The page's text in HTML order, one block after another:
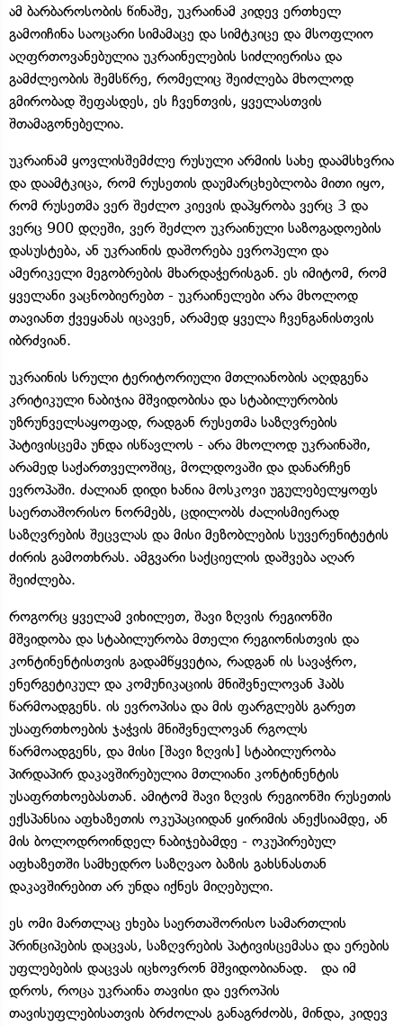
ამ ბარბაროსობის წინაშე, უკრაინამ კიდევ ერთხელ
გამოიჩინა საოცარი სიმამაცე და სიმტკიცე და მსოფლიო
აღფრთოვანებულია უკრაინელების სიძლიერისა და
გამძლეობის შემსწრე, რომელიც შეიძლება მხოლოდ
გმირობად შეფასდეს, ეს ჩვენთვის, ყველასთვის
შთამაგონებელია.
უკრაინამ ყოვლისშემძლე რუსული არმიის სახე დაამსხვრია
და დაამტკიცა, რომ რუსეთის დაუმარცხებლობა მითი იყო,
რომ რუსეთმა ვერ შეძლო კიევის დაპყრობა ვერც 3 და
ვერც 900 დღეში, ვერ შეძლო უკრაინული საზოგადოების
დასუსტება, ან უკრაინის დაშორება ევროპელი და
ამერიკელი მეგობრების მხარდაჭერისგან. ეს იმიტომ, რომ
ყველანი ვაცნობიერებთ - უკრაინელები არა მხოლოდ
თავიანთ ქვეყანას იცავენ, არამედ ყველა ჩვენგანისთვის
იბრძვიან.
უკრაინის სრული ტერიტორიული მთლიანობის აღდგენა
კრიტიკული ნაბიჯია მშვიდობისა და სტაბილურობის
უზრუნველსაყოფად, რადგან რუსეთმა საზღვრების
პატივისცემა უნდა ისწავლოს - არა მხოლოდ უკრაინაში,
არამედ საქართველოშიც, მოლდოვაში და დანარჩენ
ევროპაში. ძალიან დიდი ხანია მოსკოვი უგულებელყოფს
საერთაშორისო ნორმებს, ცდილობს ძალისმიერად
საზღვრების შეცვლას და მისი მეზობლების სუვერენიტეტის
ძირის გამოთხრას. ამგვარი საქციელის დაშვება აღარ
შეიძლება.
როგორც ყველამ ვიხილეთ, შავი ზღვის რეგიონში
მშვიდობა და სტაბილურობა მთელი რეგიონისთვის და
კონტინენტისთვის გადამწყვეტია, რადგან ის სავაჭრო,
ენერგეტიკულ და კომუნიკაციის მნიშვნელოვან ჰაბს
წარმოადგენს. ის ევროპისა და მის ფარგლებს გარეთ
უსაფრთხოების ჯაჭვის მნიშვნელოვან რგოლს
წარმოადგენს, და მისი [შავი ზღვის] სტაბილურობა
პირდაპირ დაკავშირებულია მთლიანი კონტინენტის
უსაფრთხოებასთან. ამიტომ შავი ზღვის რეგიონში რუსეთის
ექსპანსია აფხაზეთის ოკუპაციიდან ყირიმის ანექსიამდე, ან
მის ბოლოდროინდელ ნაბიჯებამდე - ოკუპირებულ
აფხაზეთში სამხედრო საზღვაო ბაზის გახსნასთან
დაკავშირებით არ უნდა იქნეს მიღებული.
ეს ომი მართლაც ეხება საერთაშორისო სამართლის
პრინციპების დაცვას, საზღვრების პატივისცემასა და ერების
უფლებების დაცვას იცხოვრონ მშვიდობიანად. და იმ
დროს, როცა უკრაინა თავისი და ევროპის
თავისუფლებისათვის ბრძოლას განაგრძობს, მინდა, კიდევ